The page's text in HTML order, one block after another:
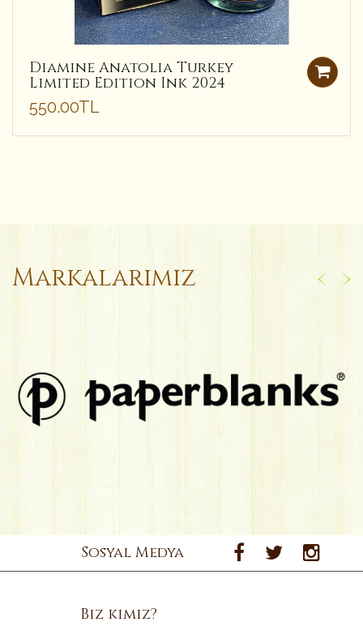
Diamine Anatolia Turkey
Limited Edition Ink 2024
550.00TL
Markalarımız
Sosyal Medya
Biz kimiz?